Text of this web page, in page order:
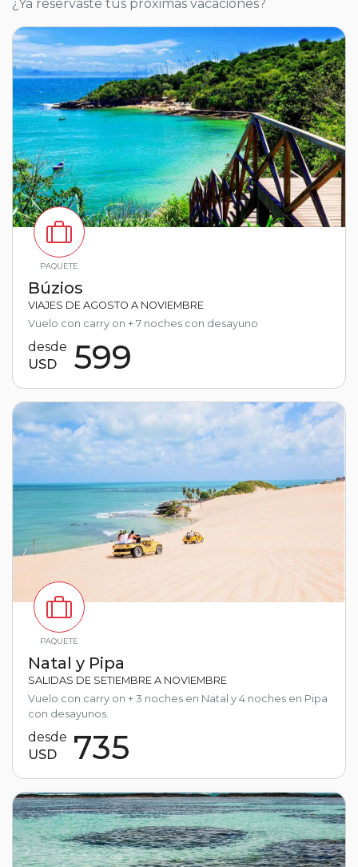
¿Ya reservaste tus próximas vacaciones?
PAQUETE
Búzios
VIAJES DE AGOSTO A NOVIEMBRE
Vuelo con carry on + 7 noches con desayuno
desde
USD
599
PAQUETE
Natal y Pipa
SALIDAS DE SETIEMBRE A NOVIEMBRE
Vuelo con carry on + 3 noches en Natal y 4 noches en Pipa
con desayunos.
desde
USD
735